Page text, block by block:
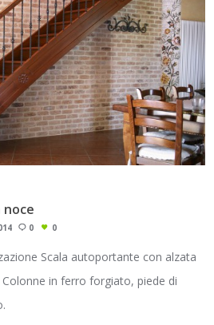
0 0
Scala autoportante con alzata
in ferro forgiato, piede di